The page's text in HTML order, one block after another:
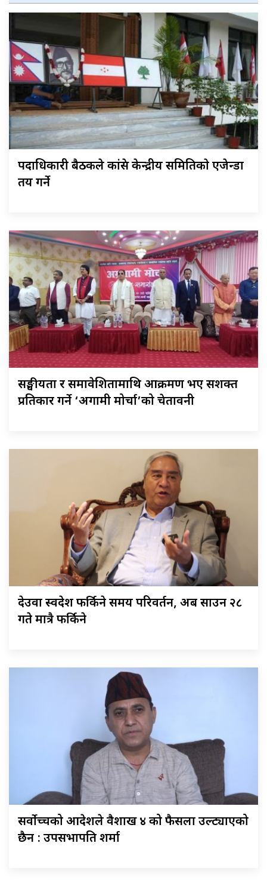
पदाधिकारी बैठकले कांग्रेस केन्द्रीय समितिकाे एजेन्डा
तय गर्ने
सङ्घीयता र समावेशितामाथि आक्रमण भए सशक्त
प्रतिकार गर्ने ‘अग्रगामी मोर्चा’को चेतावनी
देउवा स्वदेश फर्किने समय परिवर्तन, अब साउन २८
गते मात्रै फर्किने
सर्वोच्चको आदेशले वैशाख ४ को फैसला उल्ट्याएको
छैन : उपसभापति शर्मा